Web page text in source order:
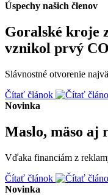
Úspechy našich členov
Goralské kroje
vznikol prvý
Slávnostné otvorenie
Čítať článok
Novinka
Maslo, mäso aj
Vďaka financiám z
Čítať článok
Novinka